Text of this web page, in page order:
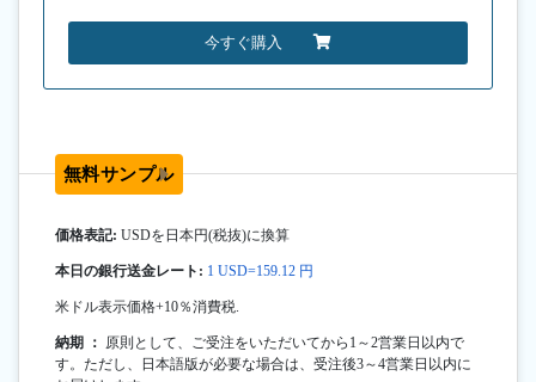
今すぐ購入
無料サンプル
価格表記: USDを日本円(税抜)に換算
本日の銀行送金レート: 1 USD=159.12 円
米ドル表示価格+10％消費税.
納期 ： 原則として、ご受注をいただいてから1～2営業日以内で
す。ただし、日本語版が必要な場合は、受注後3～4営業日以内に